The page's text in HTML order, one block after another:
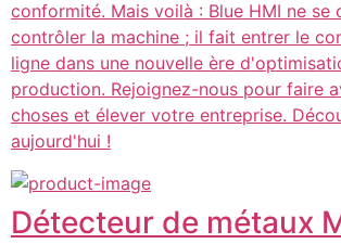
conformité. Mais voilà : Blue HMI ne se
contrôler la machine ; il fait entrer le
ligne dans une nouvelle ère
production. Rejoignez-nous pour faire
choses et élever votre entreprise.
aujourd'hui !
Détecteur de métaux